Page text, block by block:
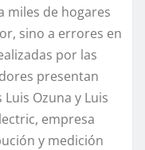
miles de hogares
sino a errores en
por las
presentan
Ozuna y Luis
empresa
y medición